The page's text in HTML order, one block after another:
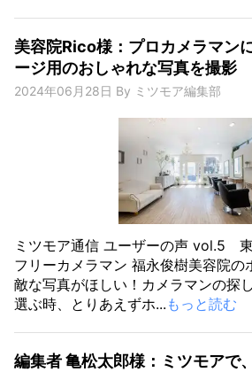
美容院Rico様：プロカメラマン
ージ用のおしゃれな写真を撮影
2024年06月28日 By ミツモア編集部
ミツモア通信 ユーザーの声 vol.5
フリーカメラマン 福永俊樹美容院の
敵な写真がほしい！カメラマンの探
選ぶ時、とりあえずホ... もっと読む
編集者 亀松太郎様：ミツモアで